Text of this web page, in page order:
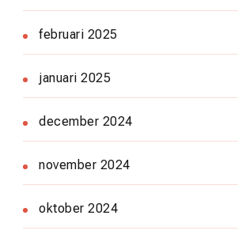
februari 2025
januari 2025
december 2024
november 2024
oktober 2024